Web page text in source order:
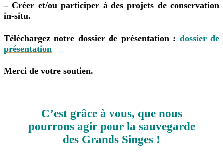
– Créer et/ou participer à des projets de conservation
in-situ.
Téléchargez notre dossier de présentation : dossier de
présentation
Merci de votre soutien.
C’est grâce à vous, que nous
pourrons agir pour la sauvegarde
des Grands Singes !